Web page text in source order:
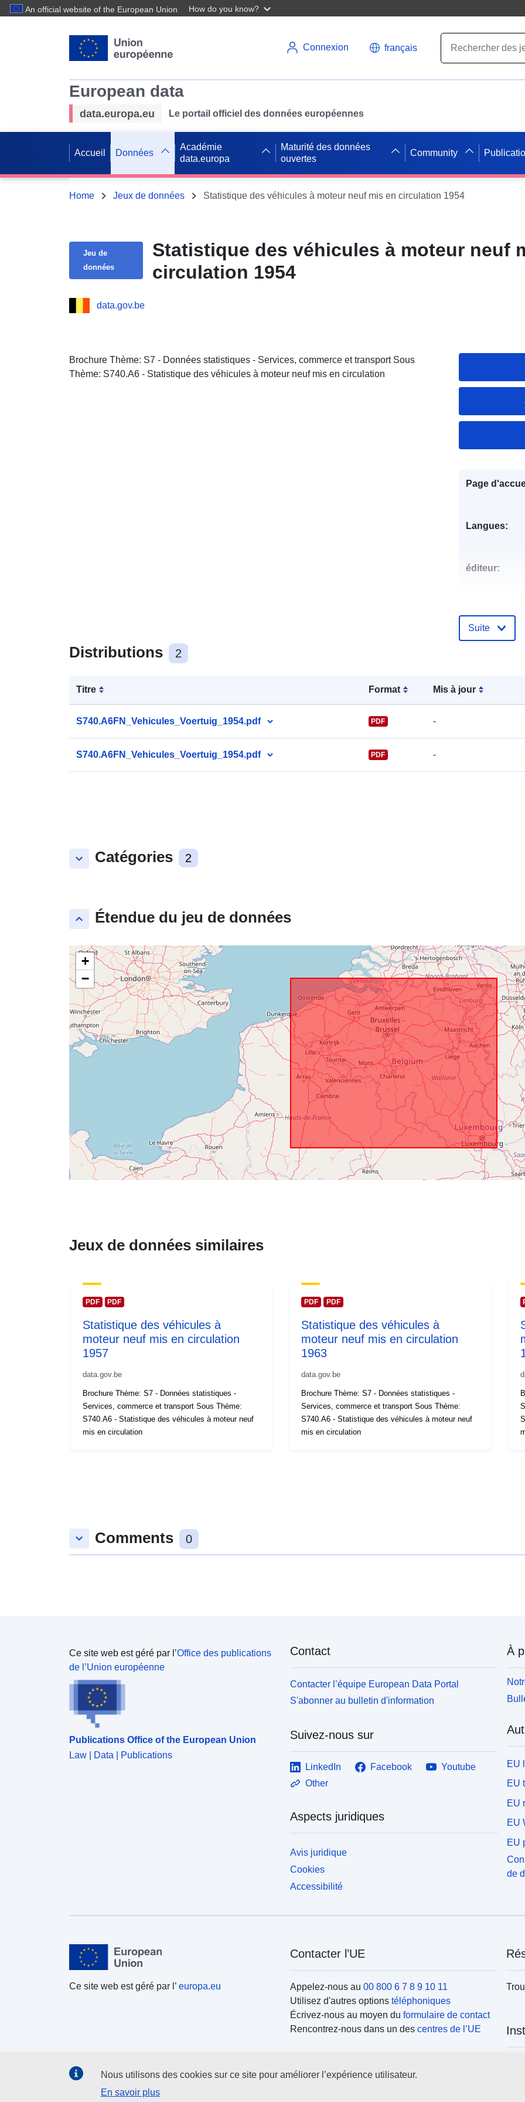
An official website of the European Union How do you know?
Connexion français
European data
data.europa.eu Le portail officiel des données européennes
Accueil Données
Académie
data.europa
Maturité des données
ouvertes
Community
Home Jeux de données Statistique des véhicules à moteur neuf mis en circulation 1954
Jeu de
données
Statistique des véhicules à moteur neuf
circulation 1954
data.gov.be
Brochure Thème: S7 - Données statistiques - Services, commerce et transport Sous
Thème: S740.A6 - Statistique des véhicules à moteur neuf mis en circulation
Distributions 2
Titre Format Mis à jour
S740.A6FN_Vehicules_Voertuig_1954.pdf PDF -
S740.A6FN_Vehicules_Voertuig_1954.pdf PDF -
keyboard_arrow_down Catégories 2
keyboard_arrow_up Étendue du jeu de données
+
−
Page
Langues:
éditeur:
contact:
uriRef:
Droits
Couverture
temporelle:
Suite
Jeux de données similaires
PDF PDF
Statistique des véhicules à
moteur neuf mis en circulation
1957
data.gov.be
Brochure Thème: S7 - Données statistiques -
Services, commerce et transport Sous Thème:
S740.A6 - Statistique des véhicules à moteur neuf
mis en circulation
PDF PDF
Statistique des véhicules à
moteur neuf mis en circulation
1963
data.gov.be
Brochure Thème: S7 - Données statistiques -
Services, commerce et transport Sous Thème:
S740.A6 - Statistique des véhicules à moteur neuf
mis en circulation
keyboard_arrow_down Comments 0
Ce site web est géré par l’Office des publications
de l’Union européenne
Publications Office of the European Union
Law | Data | Publications
Contact
Contacter l’équipe European Data Portal
S'abonner au bulletin d'information
Suivez-nous sur
LinkedIn Facebook
Youtube
Other
Aspects juridiques
Avis juridique
Cookies
Accessibilité
À
EU
EU
EU
EU
EU
de
Ce site web est géré par l’ europa.eu
Contacter l’UE
Appelez-nous au 00 800 6 7 8 9 10 11
Utilisez d'autres options téléphoniques
Écrivez-nous au moyen du formulaire de contact
Rencontrez-nous dans un des centres de l’UE
Nous utilisons des cookies sur ce site pour améliorer l’expérience utilisateur.
En savoir plus